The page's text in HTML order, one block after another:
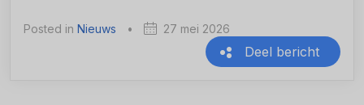
Posted in Nieuws • 27 mei 2026
Deel bericht